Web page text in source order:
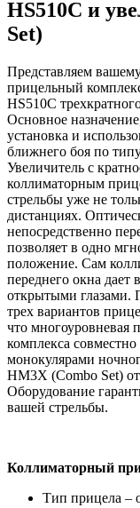
HS510C и
Set)
Представляем
прицельный
HS510C
Основное
установка и
ближнего боя по
Увеличитель с
коллиматорным
стрельбы уже не
дистанциях.
непосредственно
позволяет в одно
положение. Сам
переднего окна дает
открытыми глазами.
трех вариантов
что многоуровневая
комплекса
монокулярами
HM3X (Combo Set)
Оборудование
вашей стрельбы.
Коллиматорный
Тип прицела –